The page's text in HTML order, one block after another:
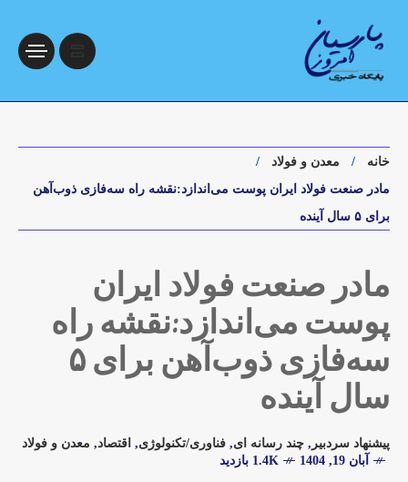
خانه
معدن و فولاد
مادر صنعت فولاد ایران پوست می‌اندازد:نقشه راه سه‌فازی ذوب‌آهن
برای ۵ سال آینده
مادر صنعت فولاد ایران
پوست می‌اندازد:نقشه راه
سه‌فازی ذوب‌آهن برای ۵
سال آینده
پیشنهاد سردبیر , چند رسانه ای, فناوری/تکنولوژی, اقتصاد, معدن و فولاد
آبان 19, 1404
1.4K بازدید